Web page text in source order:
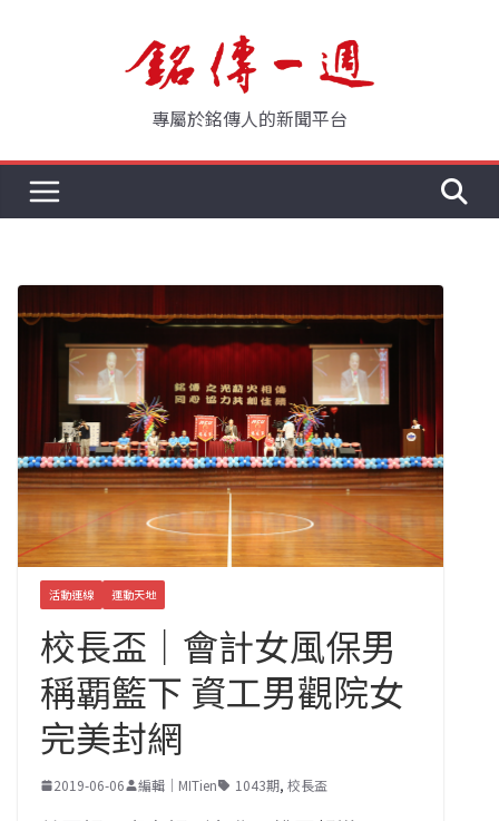
專屬於銘傳人的新聞平台
活動連線 運動天地
校長盃｜會計女風保男
稱覇籃下 資工男觀院女
完美封網
2019-06-06 編輯｜MITien 1043期, 校長盃